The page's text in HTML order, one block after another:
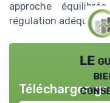
approche
régulation adéquate
LE
Téléchargez